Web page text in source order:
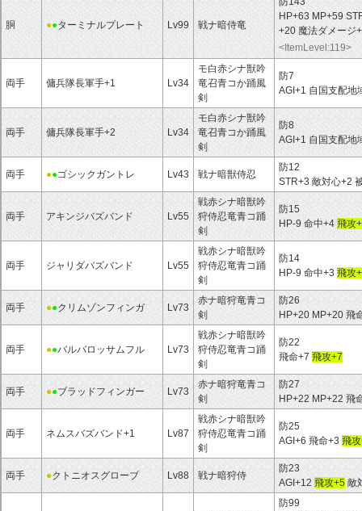
胴 ●●ターミナルプレート Lv99 戦ナ暗侍竜
HP+63 MP+59
+20 魔法ダメージ
<ItemLevel:119>
両手 傭兵隊長軍手+1 Lv34
モ白赤シナ獣吟
竜召青コか踊風
剣
防7
AGI+1 自国支配地
両手 傭兵隊長軍手+2 Lv34
モ白赤シナ獣吟
竜召青コか踊風
剣
防8
AGI+1 自国支配地
両手 ●●ゴシックガントレ Lv43 戦ナ暗獣侍忍
防12
STR+3 敵対心+2
両手 アキンジバズバンド Lv55
戦赤シナ暗獣吟
狩侍忍竜青コ踊
剣
防15
HP-9 命中+4 飛攻
両手 ジャリダバズバンド Lv55
戦赤シナ暗獣吟
狩侍忍竜青コ踊
剣
防14
HP-9 命中+3 飛攻
両手 ●●クリムゾンフィンガ Lv73
赤ナ暗狩竜青コ
剣
防26
HP+20 MP+20 飛
両手 ●●バルバロッサムフル Lv73
戦赤シナ暗獣吟
狩侍忍竜青コ踊
剣
防22
飛命+7 飛攻+7
両手 ●●ブラッドフィンガー Lv73
赤ナ暗狩竜青コ
剣
防27
HP+22 MP+22 飛
両手 ネムスバズバンド+1 Lv87
戦赤シナ暗獣吟
狩侍忍竜青コ踊
剣
防25
AGI+6 飛命+3 飛
両手 ●クトニオスグローブ Lv88 戦ナ暗狩侍
防23
AGI+12 飛攻+5 敵
防99